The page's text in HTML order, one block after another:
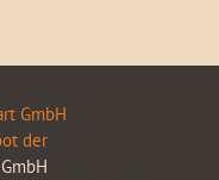
GmbH
der